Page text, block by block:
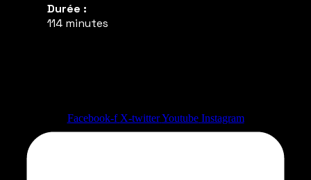
Durée :
114 minutes
Facebook-f X-twitter Youtube Instagram